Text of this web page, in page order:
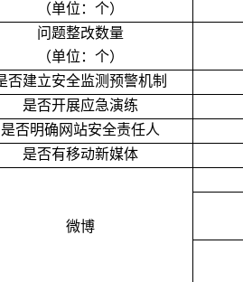
（单位：个）
问题整改数量
（单位：个）
否建立安全监测预警机制
是否开展应急演练
是否明确网站安全责任人
是否有移动新媒体
微博